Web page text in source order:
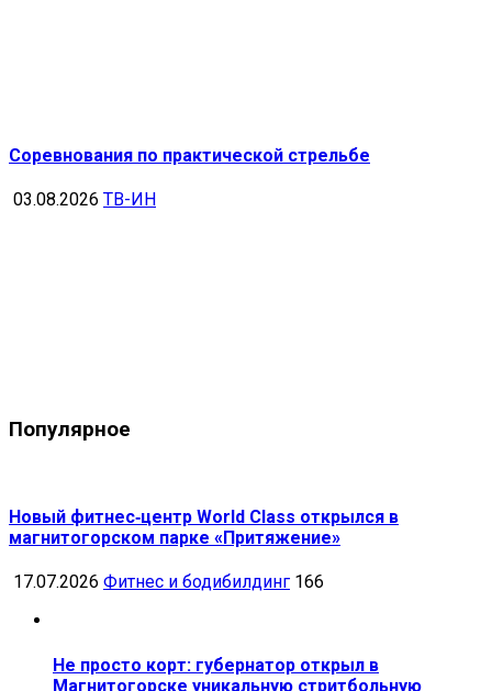
Соревнования по практической стрельбе
03.08.2026 ТВ-ИН
Популярное
Новый фитнес‑центр World Class открылся в
магнитогорском парке «Притяжение»
17.07.2026 Фитнес и бодибилдинг 166
Не просто корт: губернатор открыл в
Магнитогорске уникальную стритбольную